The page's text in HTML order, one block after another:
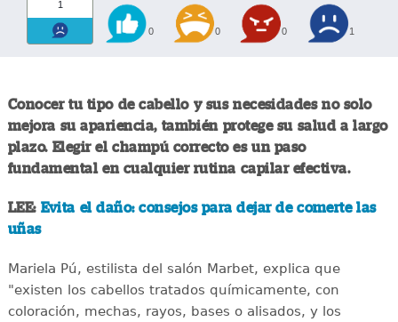
1
0 0 0 1
Conocer tu tipo de cabello y sus necesidades no solo
mejora su apariencia, también protege su salud a largo
plazo. Elegir el champú correcto es un paso
fundamental en cualquier rutina capilar efectiva.
LEE: Evita el daño: consejos para dejar de comerte las
uñas
Mariela Pú, estilista del salón Marbet, explica que
"existen los cabellos tratados químicamente, con
coloración, mechas, rayos, bases o alisados, y los